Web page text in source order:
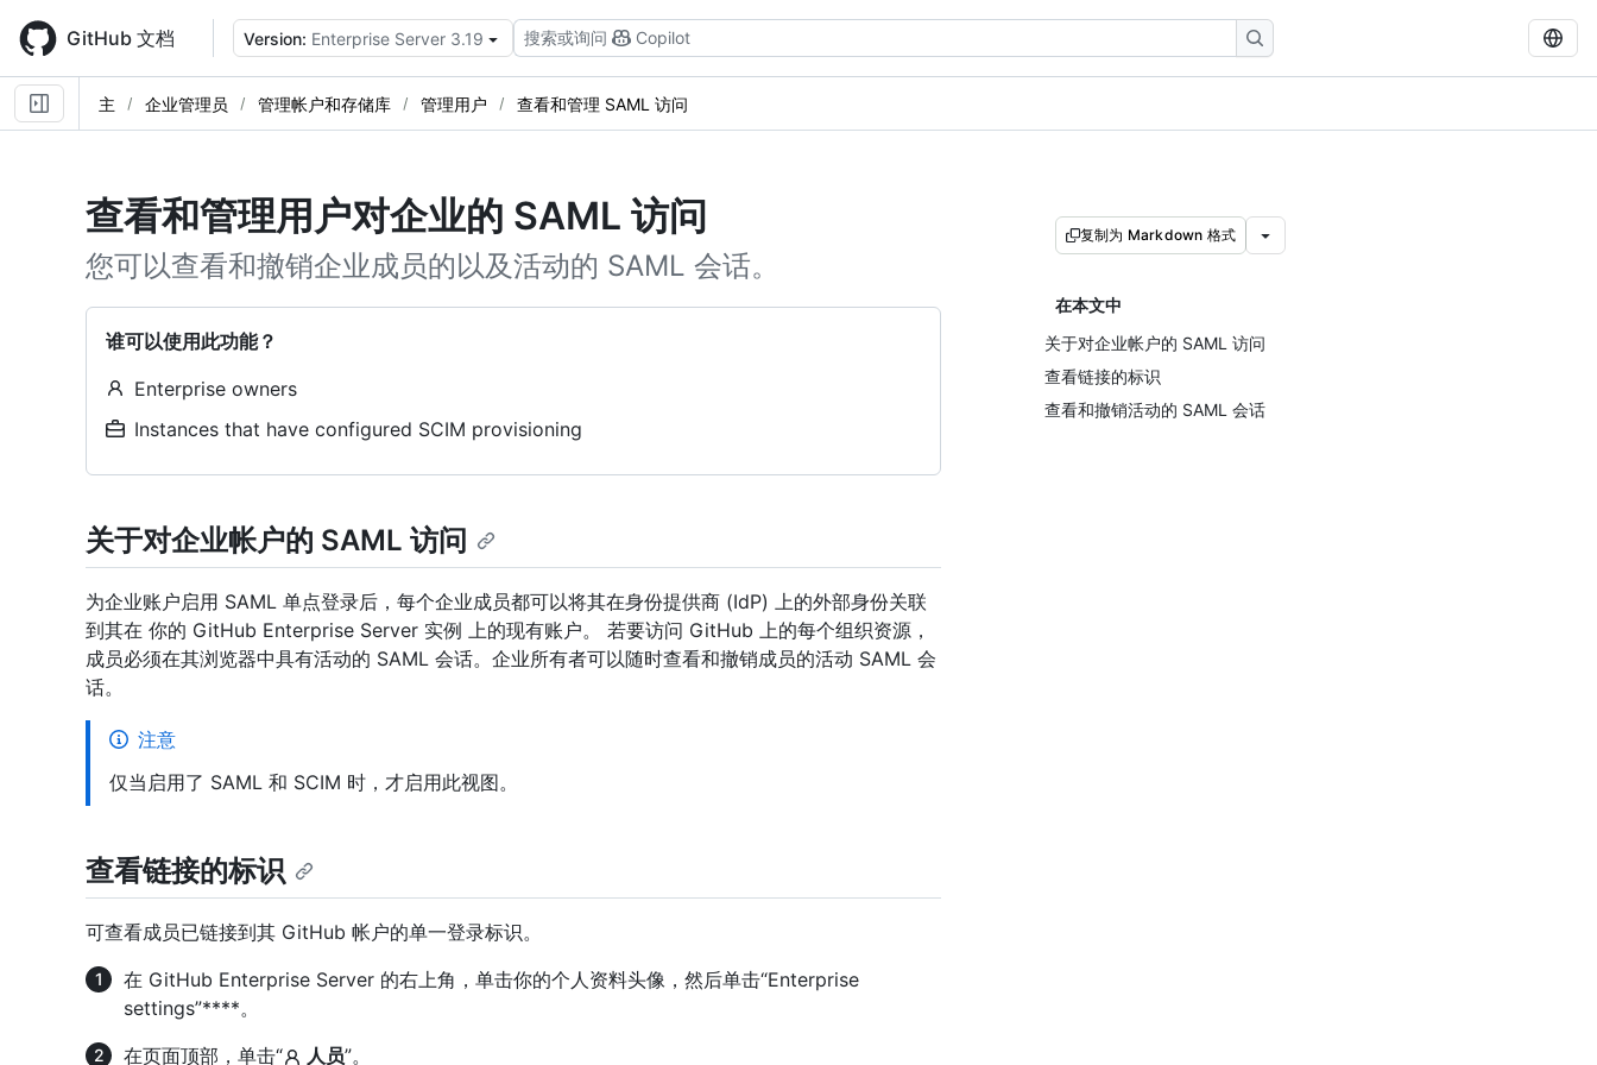
main
content
GitHub 文档 Version: Enterprise Server 3.19 搜索或询问 Copilot
主 企业管理员 管理帐户和存储库 管理用户 查看和管理 SAML 访问
查看和管理用户对企业的 SAML 访问
您可以查看和撤销企业成员的以及活动的 SAML 会话。
谁可以使用此功能？
Enterprise owners
Instances that have configured SCIM provisioning
复制为 Markdown 格式
在本文中
关于对企业帐户的 SAML 访问
查看链接的标识
查看和撤销活动的 SAML 会话
关于对企业帐户的 SAML 访问
为企业账户启用 SAML 单点登录后，每个企业成员都可以将其在身份提供商 (IdP) 上的外部身份关联
到其在 你的 GitHub Enterprise Server 实例 上的现有账户。 若要访问 GitHub 上的每个组织资源，
成员必须在其浏览器中具有活动的 SAML 会话。企业所有者可以随时查看和撤销成员的活动 SAML 会
话。
注意
仅当启用了 SAML 和 SCIM 时，才启用此视图。
查看链接的标识
可查看成员已链接到其 GitHub 帐户的单一登录标识。
在 GitHub Enterprise Server 的右上角，单击你的个人资料头像，然后单击“Enterprise
settings”****。
在页面顶部，单击“
人员”。